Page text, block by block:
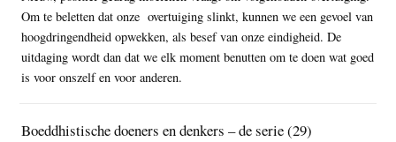
Om te beletten dat onze overtuiging slinkt, kunnen we een gevoel van
hoogdringendheid opwekken, als besef van onze eindigheid. De
uitdaging wordt dan dat we elk moment benutten om te doen wat goed
is voor onszelf en voor anderen.
Boeddhistische doeners en denkers – de serie (29)